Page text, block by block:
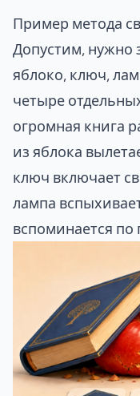
Пример метода
Допустим, нужно
яблоко, ключ,
четыре
огромная книга
из яблока
ключ включает
лампа
вспоминается по